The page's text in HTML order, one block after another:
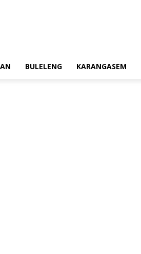
BULELENG KARANGASEM